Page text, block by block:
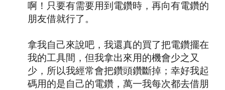
啊！只要有需要用到電鑽時，再向有電鑽的
朋友借就行了。
拿我自己來說吧，我還真的買了把電鑽擺在
我的工具間，但我拿出來用的機會少之又
少，所以我經常會把鑽頭鑽斷掉；幸好我起
碼用的是自己的電鑽，萬一我每次都去借朋